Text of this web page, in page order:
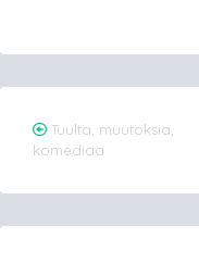
Post
navigation
Tuulta, muutoksia,
komediaa